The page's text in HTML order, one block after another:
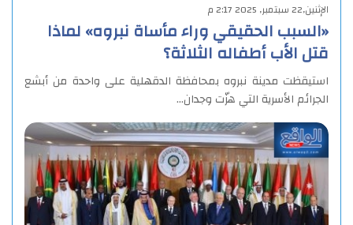
الإثنين,22 سبتمبر, 2025 2:17 م
«السبب الحقيقي وراء مأساة نبروه» لماذا
قتل الأب أطفاله الثلاثة؟
استيقظت مدينة نبروه بمحافظة الدقهلية على واحدة من أبشع
الجرائم الأسرية التي هزّت وجدان…